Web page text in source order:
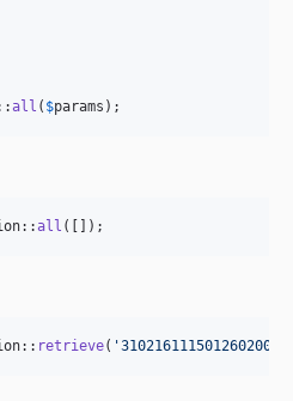
all ( $params );
all ([]);
retrieve( '